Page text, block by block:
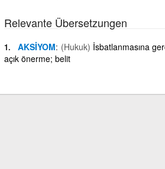
Relevante Übersetzungen
AKSİYOM (Hukuk) İsbatlanmasına
açık önerme; belit